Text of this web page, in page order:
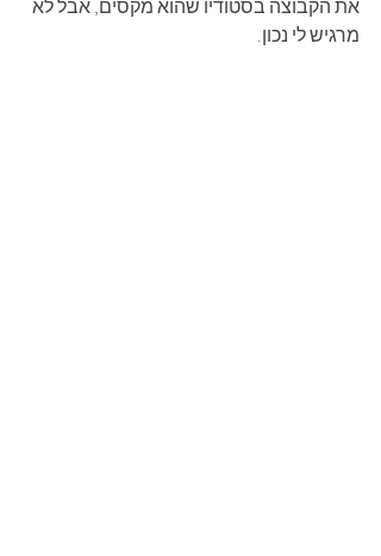
את הקבוצה בסטודיו שהוא מקסים, אבל לא
מרגיש לי נכון.